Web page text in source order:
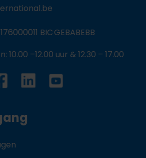
BIC GEBABEBB
10.00 –12.00 uur & 12.30 – 17.00